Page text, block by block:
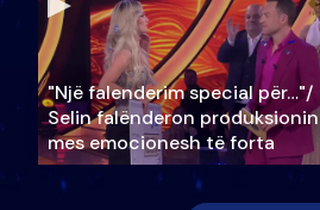
"Një falenderim special për…"/
Selin falënderon produksionin
mes emocionesh të forta